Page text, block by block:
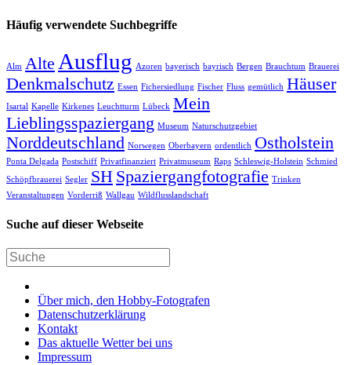
Häufig verwendete Suchbegriffe
Alm Alte Ausflug Azoren bayerisch bayrisch Bergen Brauchtum Brauerei
Denkmalschutz Essen Fichersiedlung Fischer Fluss gemütlich Häuser
Isartal Kapelle Kirkenes Leuchtturm Lübeck Mein
Lieblingsspaziergang Museum Naturschutzgebiet
Norddeutschland Norwegen Oberbayern ordentlich Ostholstein
Ponta Delgada Postschiff Privatfinanziert Privatmuseum Raps Schleswig-Holstein Schmied
Schöpfbrauerei Segler SH Spaziergangfotografie Trinken
Veranstaltungen Vorderriß Wallgau Wildflusslandschaft
Suche auf dieser Webseite
Über mich, den Hobby-Fotografen
Datenschutzerklärung
Kontakt
Das aktuelle Wetter bei uns
Impressum